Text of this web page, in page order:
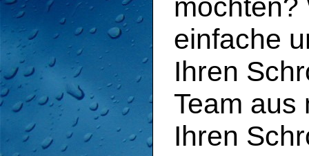
möchten?
einfache
Ihren
Team aus
Ihren